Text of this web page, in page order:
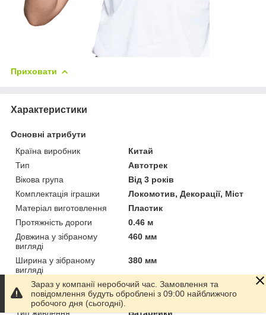
Приховати
Характеристики
Основні атрибути
Країна виробник
Китай
Тип
Автотрек
Вікова група
Від 3 років
Комплектація іграшки
Локомотив, Декорації, Міст
Матеріал виготовлення
Пластик
Протяжність дороги
0.46 м
Довжина у зібраному
вигляді
460 мм
Ширина у зібраному
вигляді
380 мм
Висота у зібраному вигляді
140 мм
Колір
Різні кольори
Тип живлення
Батарейки
Зараз у компанії неробочий час. Замовлення та
повідомлення будуть оброблені з 09:00 найближчого
робочого дня (сьогодні).